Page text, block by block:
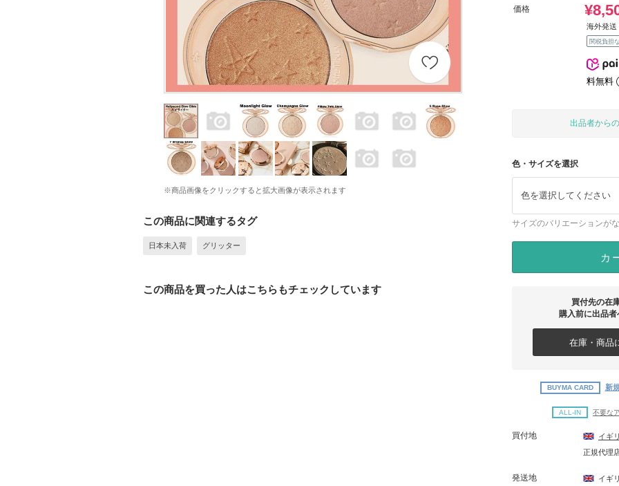
※商品画像をクリックすると拡大画像が表示されます
この商品に関連するタグ
日本未入荷 グリッター
この商品を買った人はこちらもチェックしています
価格
海外発送
関税負担な
料無料
出品者からの
色・サイズを選択
色を選択してください
サイズのバリエーションが
カ
買付先の在
購入前に出品者
在庫・商品
BUYMA CARD 新
ALL-IN 不要な
買付地
イギ
正規代理
発送地 イギ